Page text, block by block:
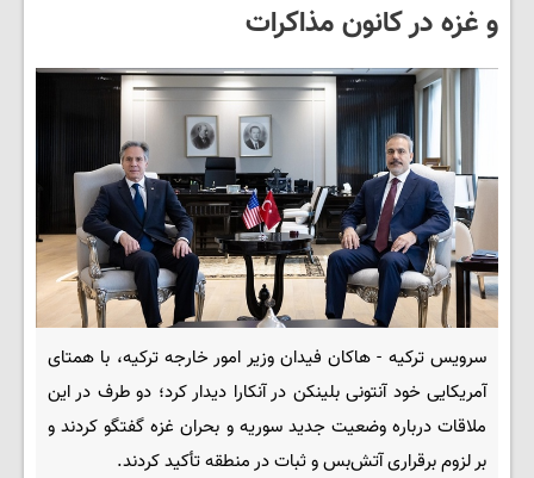
و غزه در کانون مذاکرات
سرویس ترکیه - هاکان فیدان وزیر امور خارجه ترکیه، با همتای
آمریکایی خود آنتونی بلینکن در آنکارا دیدار کرد؛ دو طرف در این
ملاقات درباره وضعیت جدید سوریه و بحران غزه گفتگو کردند و
بر لزوم برقراری آتش‌بس و ثبات در منطقه تأکید کردند.